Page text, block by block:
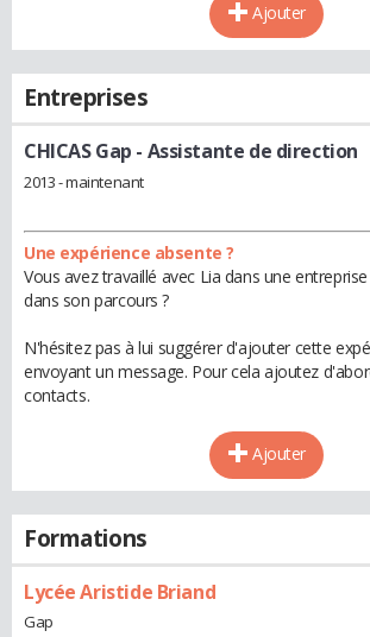
Ajouter
Entreprises
CHICAS Gap - Assistante de direction
2013 - maintenant
Une expérience absente ?
Vous avez travaillé avec Lia dans une
dans son parcours ?
N'hésitez pas à lui suggérer d'ajouter cette
envoyant un message. Pour cela ajoutez
contacts.
Ajouter
Formations
Lycée Aristide Briand
Gap